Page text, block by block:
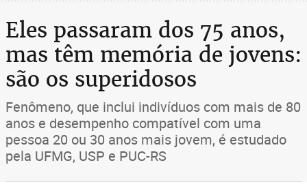
Eles passaram dos 75 anos,
mas têm memória de jovens:
são os superidosos
Fenômeno, que inclui indivíduos com mais de 80
anos e desempenho compatível com uma
pessoa 20 ou 30 anos mais jovem, é estudado
pela UFMG, USP e PUC-RS